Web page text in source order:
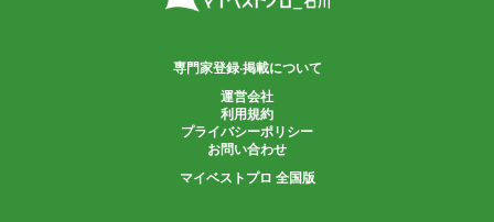
専門家登録·掲載について
運営会社
利用規約
プライバシーポリシー
お問い合わせ
マイベストプロ 全国版